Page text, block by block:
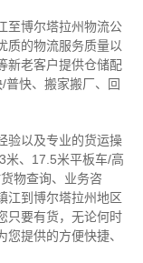
至博尔塔拉州物流公
质的物流服务质量以
新老客户提供仓储配
普快、搬家搬厂、回
验以及专业的货运操
米、17.5米平板车/高
物查询、业务咨
江到博尔塔拉州地区
只要有货，无论何时
提供的方便快捷、